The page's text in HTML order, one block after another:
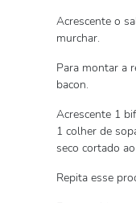
Acrescente o
murchar.
Para montar a
bacon.
Acrescente 1
1 colher de
seco cortado
Repita esse